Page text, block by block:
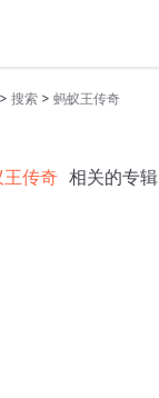
> 搜索 > 蚂蚁王传奇
王传奇 相关的专辑